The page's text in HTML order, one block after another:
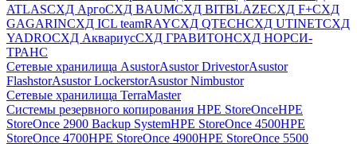
ATLASСХД AргоСХД BAUMСХД BITBLAZEСХД F+СХД
GAGARINСХД ICL teamRAYСХД QTECHСХД UTINETСХД
YADROСХД АквариусСХД ГРАВИТОНСХД НОРСИ-
ТРАНС
Сетевые хранилища AsustorAsustor DrivestorAsustor
FlashstorAsustor LockerstorAsustor Nimbustor
Сетевые хранилища TerraMaster
Системы резервного копирования HPE StoreOnceHPE
StoreOnce 2900 Backup SystemHPE StoreOnce 4500HPE
StoreOnce 4700HPE StoreOnce 4900HPE StoreOnce 5500